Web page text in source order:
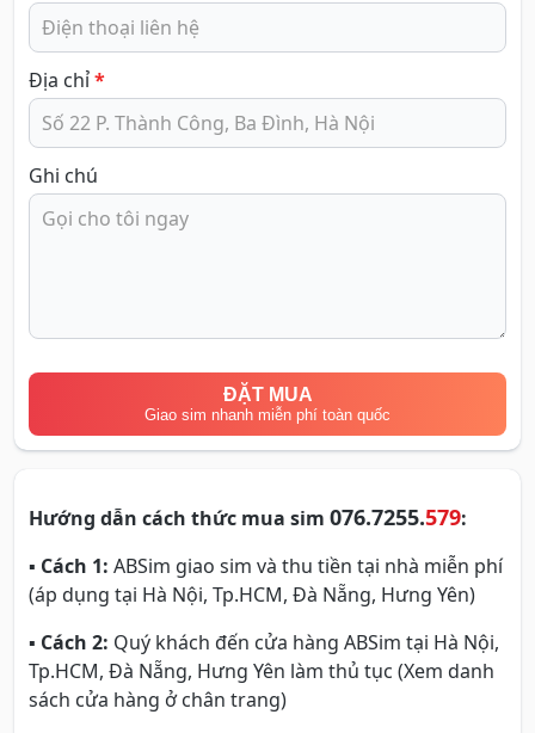
Địa chỉ*
Ghi chú
ĐẶT MUA
Giao sim nhanh miễn phí toàn quốc
Hướng dẫn cách thức mua sim 076.7255.579:
▪ Cách 1: ABSim giao sim và thu tiền tại nhà miễn phí
(áp dụng tại Hà Nội, Tp.HCM, Đà Nẵng, Hưng Yên)
▪ Cách 2: Quý khách đến cửa hàng ABSim tại Hà Nội,
Tp.HCM, Đà Nẵng, Hưng Yên làm thủ tục (Xem danh
sách cửa hàng ở chân trang)